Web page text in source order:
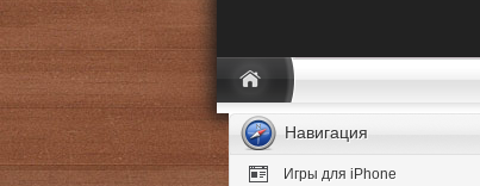
Навигация
Игры для iPhone